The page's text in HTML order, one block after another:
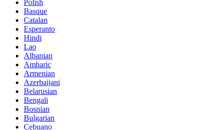
Polish
Basque
Catalan
Esperanto
Hindi
Lao
Albanian
Amharic
Armenian
Azerbaijani
Belarusian
Bengali
Bosnian
Bulgarian
Cebuano